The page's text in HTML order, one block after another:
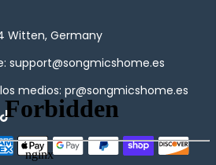
Witten, Germany
support@songmicshome.es
medios: pr@songmicshome.es